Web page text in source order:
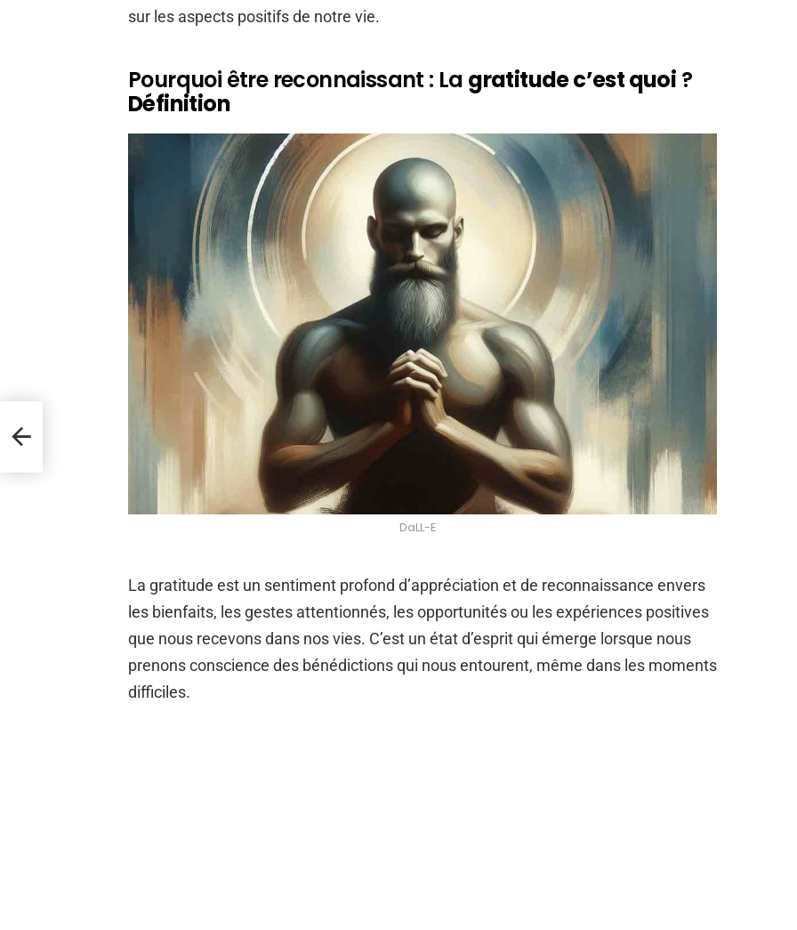
sur les aspects positifs de notre vie.
Pourquoi être reconnaissant : La gratitude c’est quoi ?
Définition
DaLL-E
La gratitude est un sentiment profond d’appréciation et de reconnaissance envers
les bienfaits, les gestes attentionnés, les opportunités ou les expériences positives
que nous recevons dans nos vies. C’est un état d’esprit qui émerge lorsque nous
prenons conscience des bénédictions qui nous entourent, même dans les moments
difficiles.